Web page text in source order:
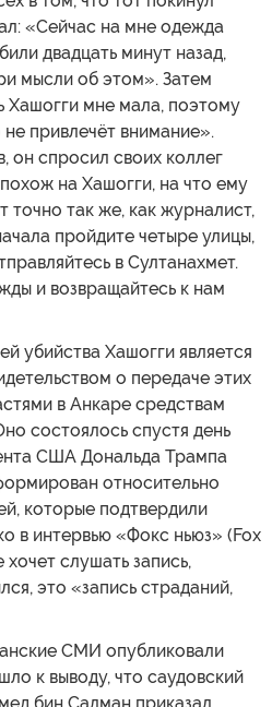
«Сейчас на мне одежда
двадцать минут назад,
мысли об этом». Затем
Хашогги мне мала, поэтому
привлечёт внимание».
он спросил своих коллег
на Хашогги, на что ему
точно так же, как журналист,
пройдите четыре улицы,
в Султанахмет.
и возвращайтесь к нам
убийства Хашогги является
о передаче этих
в Анкаре средствам
состоялось спустя день
США Дональда Трампа
относительно
которые подтвердили
в интервью «Фокс ньюз» (Fox
слушать запись,
это «запись страданий,
СМИ опубликовали
к выводу, что саудовский